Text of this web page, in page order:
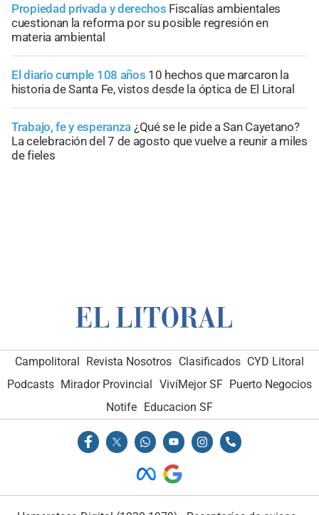
Propiedad privada y derechos Fiscalías ambientales
cuestionan la reforma por su posible regresión en
materia ambiental
El diario cumple 108 años 10 hechos que marcaron la
historia de Santa Fe, vistos desde la óptica de El Litoral
Trabajo, fe y esperanza ¿Qué se le pide a San Cayetano?
La celebración del 7 de agosto que vuelve a reunir a miles
de fieles
Campolitoral Revista Nosotros Clasificados CYD Litoral
Podcasts Mirador Provincial VivíMejor SF Puerto Negocios
Notife
Educacion SF